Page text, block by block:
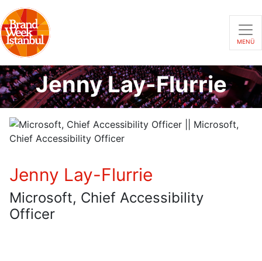
MENÜ
Jenny Lay-Flurrie
Jenny Lay-Flurrie
Microsoft, Chief Accessibility
Officer